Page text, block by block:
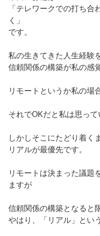
「テレワークでの打ち合
く」
です。
私の生きてきた人生経験
信頼関係の構築が私の感
リモートというか私の場
それでOKだと私は思って
しかしそこにたどり着く
リアルが最優先です。
リモートは決まった議題
ますが
信頼関係の構築となると
やはり、「リアル」とい